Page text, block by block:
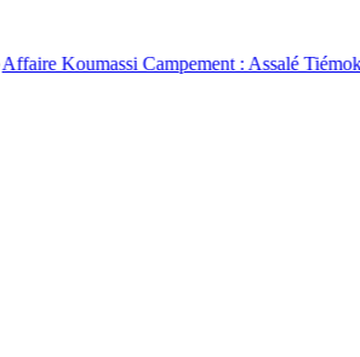
Campement : Assalé Tiémoko et